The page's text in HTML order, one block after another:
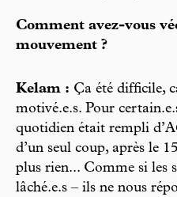
Comment avez-vous
mouvement ?
Kelam : Ça été difficile,
motivé.e.s. Pour
quotidien était rempli
d’un seul coup, après le
plus rien... Comme si les
lâché.e.s – ils ne nous